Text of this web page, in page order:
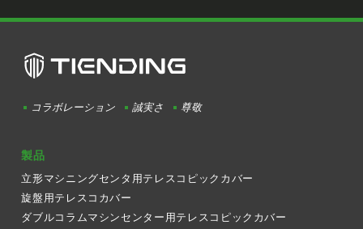
コラボレーション 誠実さ 尊敬
製品
立形マシニングセンタ用テレスコピックカバー
旋盤用テレスコカバー
ダブルコラムマシンセンター用テレスコピックカバー